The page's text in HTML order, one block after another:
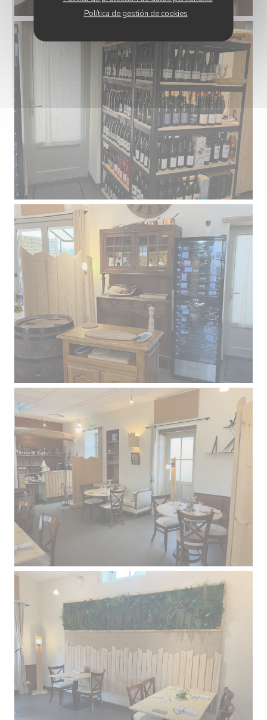
Política de gestión de cookies